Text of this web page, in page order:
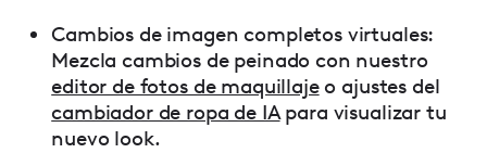
Cambios de imagen completos virtuales:
Mezcla cambios de peinado con nuestro
editor de fotos de maquillajeo ajustes del
cambiador de ropa de IApara visualizar tu
nuevo look.